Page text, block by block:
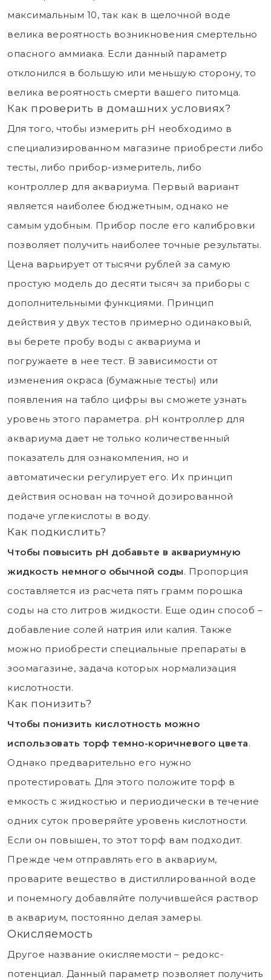
максимальным 10, так как в щелочной воде
велика вероятность возникновения смертельно
опасного аммиака. Если данный параметр
отклонился в большую или меньшую сторону, то
велика вероятность смерти вашего питомца.
Как проверить в домашних условиях?
Для того, чтобы измерить рН необходимо в
специализированном магазине приобрести либо
тесты, либо прибор-измеритель, либо
контроллер для аквариума. Первый вариант
является наиболее бюджетным, однако не
самым удобным. Прибор после его калибровки
позволяет получить наиболее точные результаты.
Цена варьирует от тысячи рублей за самую
простую модель до десяти тысяч за приборы с
дополнительными функциями. Принцип
действия у двух тестов примерно одинаковый,
вы берете пробу воды с аквариума и
погружаете в нее тест. В зависимости от
изменения окраса (бумажные тесты) или
появления на табло цифры вы сможете узнать
уровень этого параметра. pH контроллер для
аквариума дает не только количественный
показатель для ознакомления, но и
автоматически регулирует его. Их принцип
действия основан на точной дозированной
подаче углекислоты в воду.
Как подкислить?
Чтобы повысить рН добавьте в аквариумную
жидкость немного обычной соды. Пропорция
составляется из расчета пять грамм порошка
соды на сто литров жидкости. Еще один способ –
добавление солей натрия или калия. Также
можно приобрести специальные препараты в
зоомагазине, задача которых нормализация
кислотности.
Как понизить?
Чтобы понизить кислотность можно
использовать торф темно-коричневого цвета.
Однако предварительно его нужно
протестировать. Для этого положите торф в
емкость с жидкостью и периодически в течение
одних суток проверяйте уровень кислотности.
Если он повышен, то этот торф вам подходит.
Прежде чем отправлять его в аквариум,
проварите вещество в дистиллированной воде
и понемногу добавляйте получившейся раствор
в аквариум, постоянно делая замеры.
Окисляемость
Другое название окисляемости – редокс-
потенциал. Данный параметр позволяет получить